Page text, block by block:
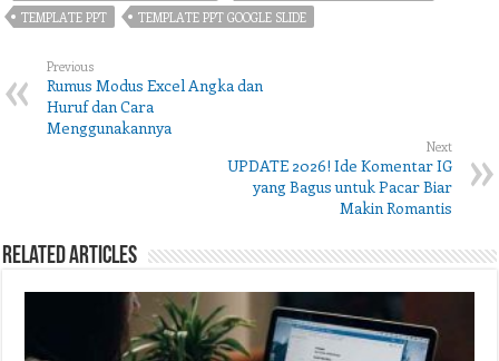
TEMPLATE PPT
TEMPLATE PPT GOOGLE SLIDE
Previous
Rumus Modus Excel Angka dan
Huruf dan Cara
Menggunakannya
Next
UPDATE 2026! Ide Komentar IG
yang Bagus untuk Pacar Biar
Makin Romantis
Related Articles